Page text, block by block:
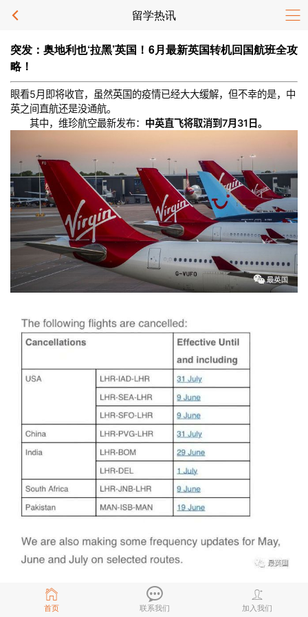
留学热讯
首页 联系我们 加入我们
突发：奥地利也‘拉黑’英国！6月最新英国转机回国航班全攻
略！
眼看5月即将收官，虽然英国的疫情已经大大缓解，但不幸的是，中
英之间直航还是没通航。
其中，维珍航空最新发布： 中英直飞将取消到7月31日。
其他航班中：